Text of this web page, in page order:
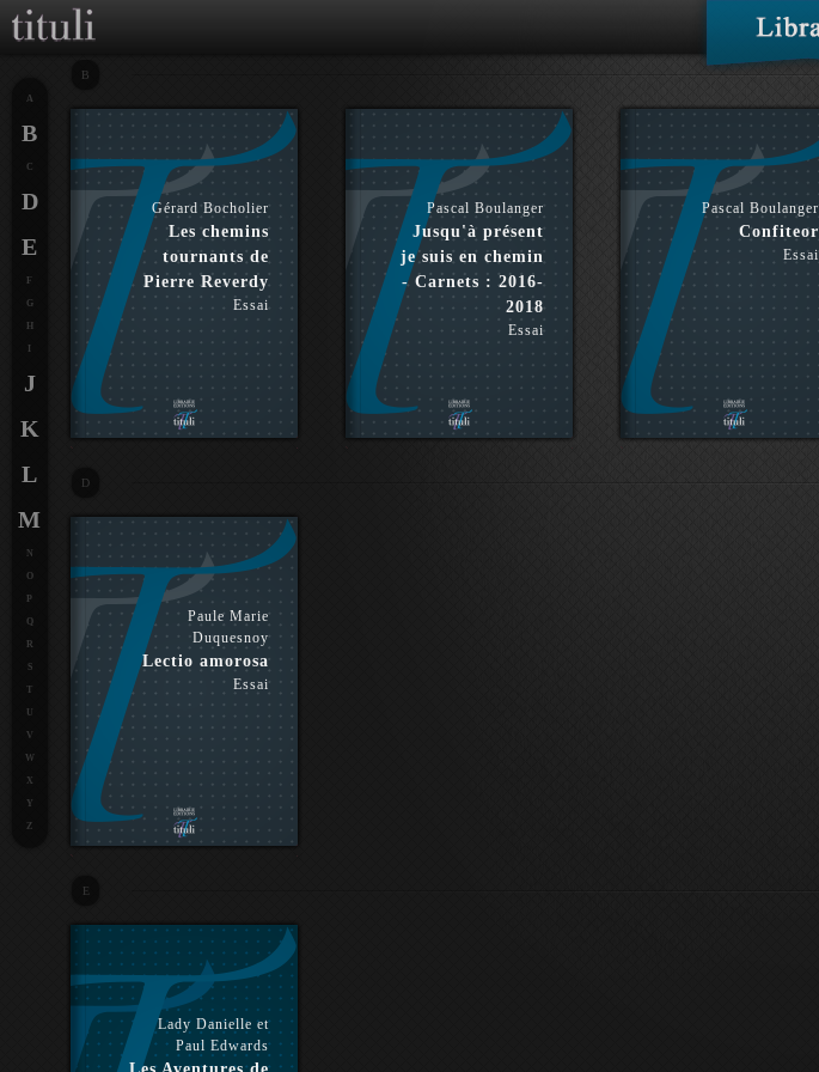
B
Gérard Bocholier
Les chemins
tournants de
Pierre Reverdy
Essai
Pascal Boulanger
Jusqu'à présent
je suis en chemin
- Carnets : 2016-
2018
Essai
Pascal Boulanger
Confiteor
Essai
D
Paule Marie
Duquesnoy
Lectio amorosa
Essai
E
Lady Danielle et
Paul Edwards
A
B
C
D
E
F
G
J
K
L
M
N
O
P
Q
R
S
T
U
V
W
X
Y
Z